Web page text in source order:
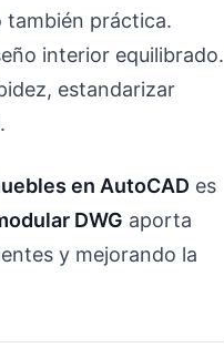
también práctica.
interior equilibrado.
estandarizar
en AutoCAD es
DWG aporta
y mejorando la